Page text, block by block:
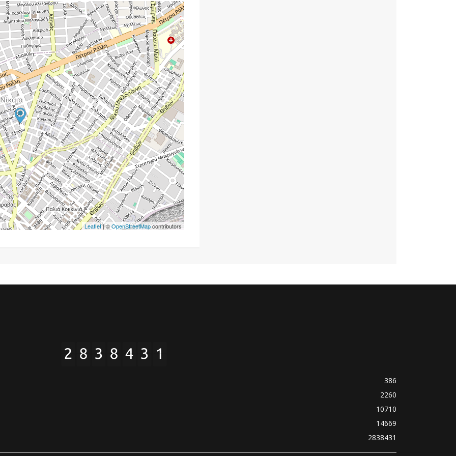
Leaflet| ©OpenStreetMapcontributors
386
2260
10710
14669
2838431